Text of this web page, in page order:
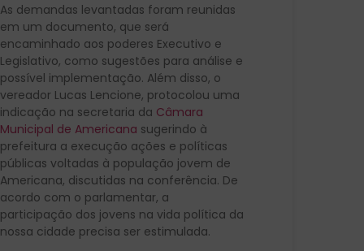
As demandas levantadas foram reunidas
em um documento, que será
encaminhado aos poderes Executivo e
Legislativo, como sugestões para análise e
possível implementação. Além disso, o
vereador Lucas Lencione, protocolou uma
indicação na secretaria da Câmara
Municipal de Americana sugerindo à
prefeitura a execução ações e políticas
públicas voltadas à população jovem de
Americana, discutidas na conferência. De
acordo com o parlamentar, a
participação dos jovens na vida política da
nossa cidade precisa ser estimulada.